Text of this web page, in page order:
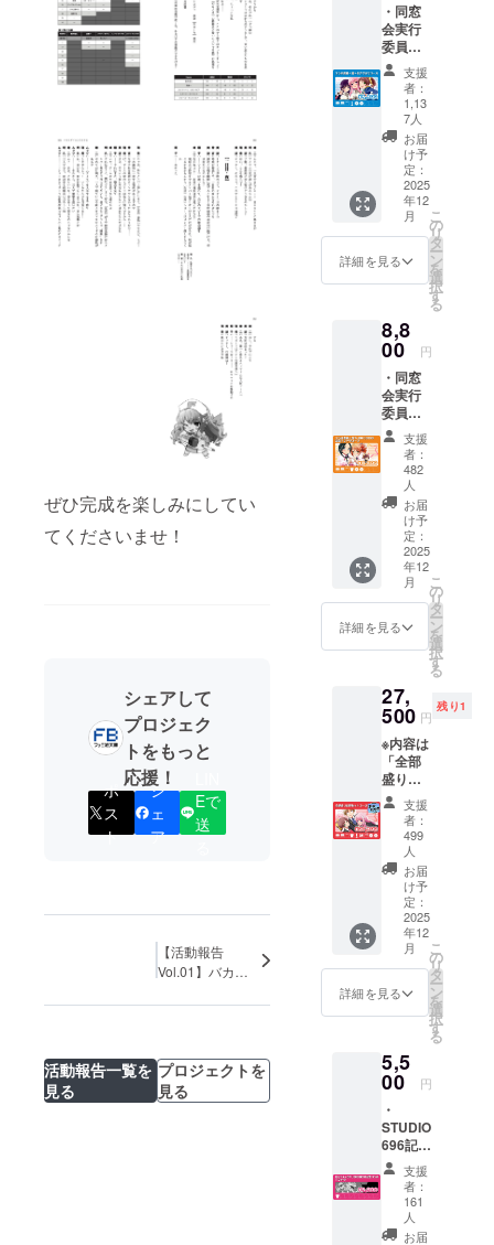
ぜひ完成を楽しみにしてい
てくださいませ！
シェアして
プロジェク
トをもっと
応援！
ポ
ス
ト
シ
ェ
ア
Eで
送
【活動報告
Vol.01】バカテ
活動報告一覧を
見る
プロジェクトを
見る
【☆3】
・
「milkt
ub×麻生
夏子」
アニ
バーサ
リー記
念ソン
【☆11
】 ・コ
ラボ書
マ
CD【☆
プロ
ジェク
トペー
ジ本文
「返礼
商品詳
細説
明」を
ご確認
くださ
い。 ※
お支払
い金額
CAMPF
IRE手数
ステム
利用料
3,811円
となり
ます。
・同窓
会実行
委員よ
りお礼
のメッ
セージ
【☆1】
・活動
報告
「同窓
会だよ
り」閲
覧権
【☆2】
・原
き下ろ
しコラ
【☆3】
・描き
下ろし
新規イ
ラスト
使用ア
クリル
スタン
ド（好
きな
キャラ
を1名選
択）
・
「milkt
ub×麻生
アニ
バーサ
リー記
念ソン
グ
【☆11
】 ・コ
ラボ書
籍ドラ
マ
CD【☆
12】 ※
詳細は
プロ
ジェク
トペー
「返礼
商品詳
明」を
ご確認
くださ
い。 ※
お支払
い金額
は
CAMPF
IRE手数
料、シ
ステム
支援
者：
1,13
7人
お届
け予
定：
2025
年12
月
詳細を見る
こ
の
リ
タ
ー
ン
を
選
択
す
る
8,8
00 円
・同窓
会実行
委員よ
りお礼
のメッ
セージ
【☆1】
・活動
報告
「同窓
会だよ
り」閲
覧権
【☆2】
・原
き下ろ
しコラ
【☆3】
・
STUDIO
696記念
Tシャツ
（XS〜
3XL：3
種3カ
ラーか
ら1種選
択）
【☆5】
ub×麻生
夏子」
リー記
念ソン
【☆11
】 ・コ
ラボ書
籍ドラ
CD【☆
12】 ※
支援
者：
482
人
お届
け予
定：
2025
年12
月
詳細を見る
こ
の
リ
タ
ー
ン
を
選
択
す
る
27,
500 円
残り1
※内容は
「全部
盛りお
得セッ
トコー
ス」と
同一と
なりま
す。 ・
同窓会
実行委
員より
お礼の
メッ
セージ
「同窓
会だよ
覧権
【☆2】
・原
作・井
上堅二
先生書
き下ろ
しコラ
支援
者：
499
人
お届
け予
定：
2025
年12
月
詳細を見る
こ
の
リ
タ
ー
ン
を
選
択
す
る
5,5
00 円
・
STUDIO
696記念
Tシャツ
（XS〜
3XL：3
種3カ
ラーか
支援
者：
161
人
お届